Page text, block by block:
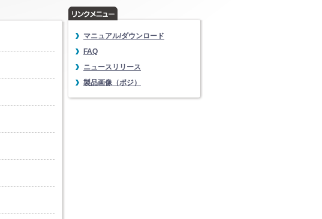
マニュアル/ダウンロード
FAQ
ニュースリリース
製品画像（ポジ）